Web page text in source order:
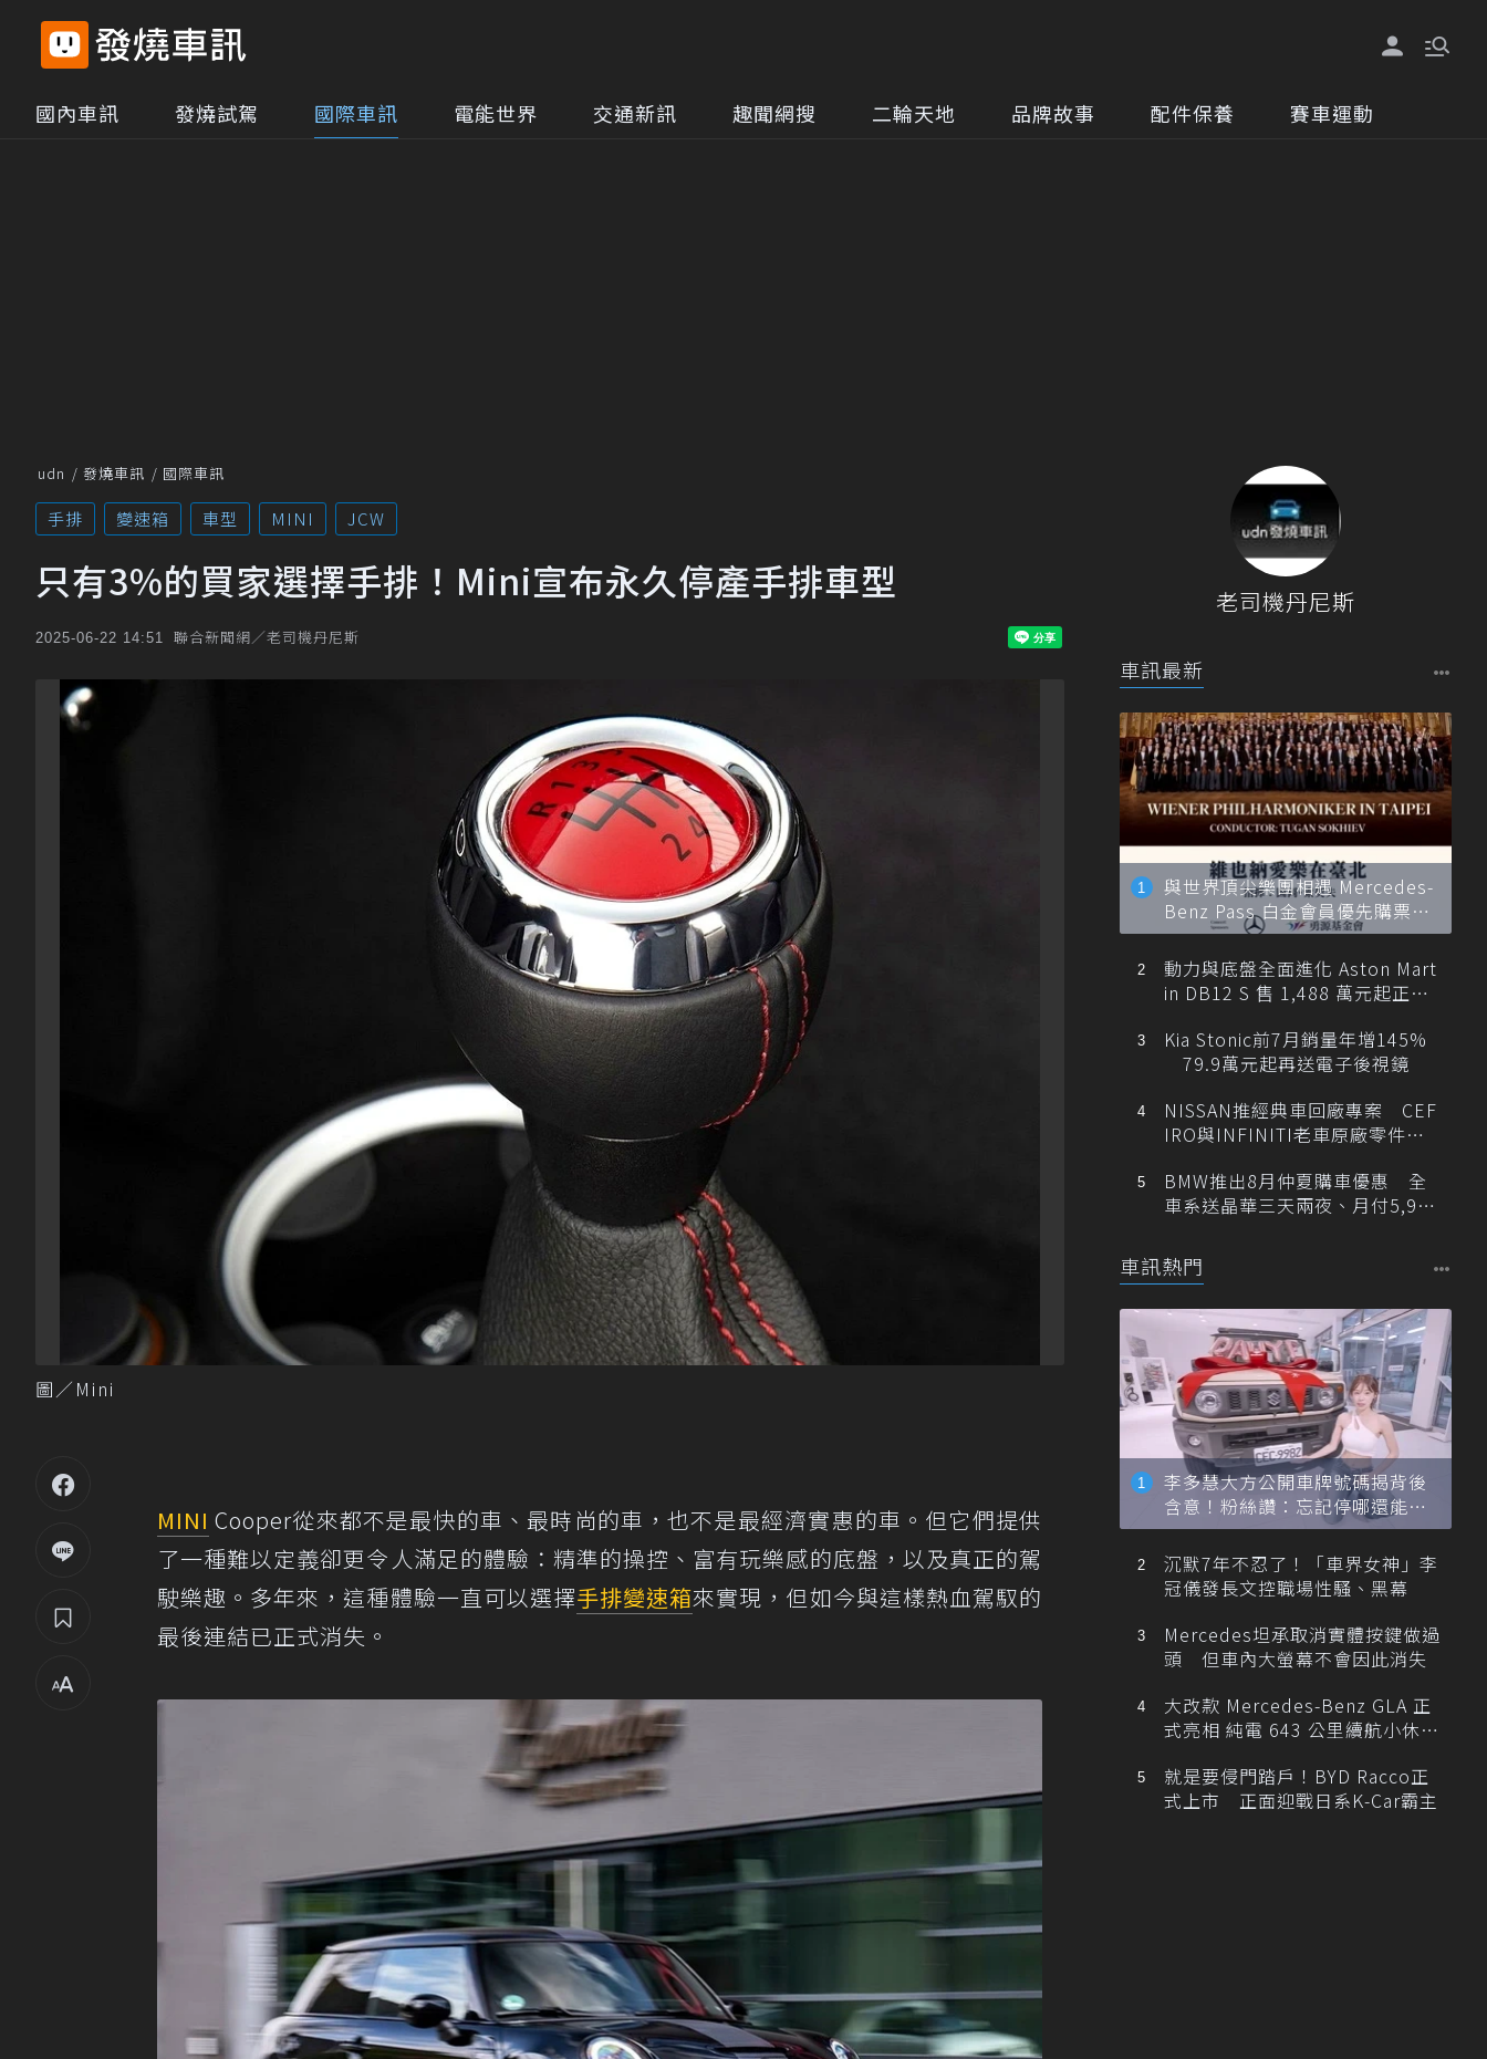
國內車訊 發燒試駕 國際車訊 電能世界 交通新訊 趣聞網搜 二輪天地 品牌故事 配件保養 賽車運動
udn 發燒車訊 國際車訊
手排 變速箱 車型 MINI JCW
只有3%的買家選擇手排！Mini宣布永久停產手排車型
2025-06-22 14:51 聯合新聞網／老司機丹尼斯
圖／Mini
MINI Cooper從來都不是最快的車、最時尚的車，也不是最經濟實惠的車。但它們提供
了一種難以定義卻更令人滿足的體驗：精準的操控、富有玩樂感的底盤，以及真正的駕
駛樂趣。多年來，這種體驗一直可以選擇手排變速箱來實現，但如今與這樣熱血駕馭的
最後連結已正式消失。
老司機丹尼斯
車訊最新
與世界頂尖樂團相遇 Mercedes-
Benz Pass 白金會員優先購票維
也納愛樂
動力與底盤全面進化 Aston Mart
in DB12 S 售 1,488 萬元起正式
Kia Stonic前7月銷量年增145%
79.9萬元起再送電子後視鏡
NISSAN推經典車回廠專案 CEF
IRO與INFINITI老車原廠零件最
BMW推出8月仲夏購車優惠 全
車系送晶華三天兩夜、月付5,900
車訊熱門
李多慧大方公開車牌號碼揭背後
含意！粉絲讚：忘記停哪還能幫
忙找車
沉默7年不忍了！「車界女神」李
冠儀發長文控職場性騷、黑幕
Mercedes坦承取消實體按鍵做過
頭 但車內大螢幕不會因此消失
大改款 Mercedes-Benz GLA 正
式亮相 純電 643 公里續航小休
就是要侵門踏戶！BYD Racco正
式上市 正面迎戰日系K-Car霸主